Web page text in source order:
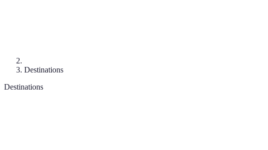
Destinations
Destinations